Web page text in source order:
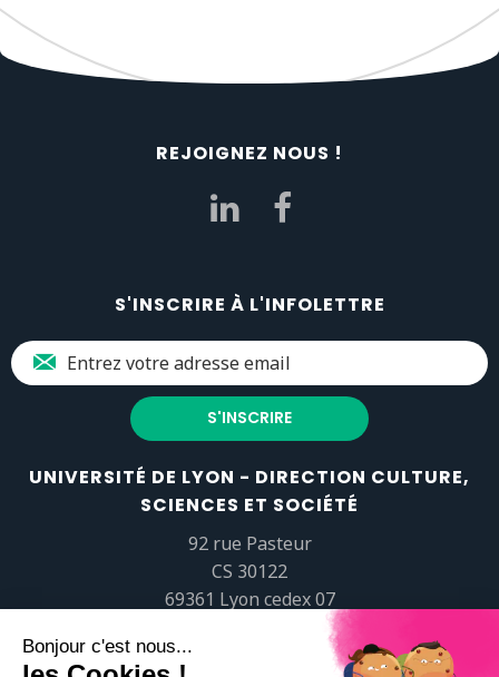
REJOIGNEZ NOUS !
S'INSCRIRE À L'INFOLETTRE
UNIVERSITÉ DE LYON - DIRECTION CULTURE,
SCIENCES ET SOCIÉTÉ
92 rue Pasteur
CS 30122
69361 Lyon cedex 07
popsciences@universite-lyon.fr
Tél.+33 (0)4 37 37 82 01